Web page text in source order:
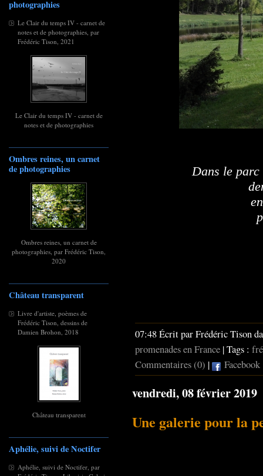
photographies
Le Clair du temps IV - carnet de
notes et de photographies, par
Frédéric Tison, 2021
Le Clair du temps IV - carnet de
notes et de photographies
Ombres reines, un carnet
de photographies
Ombres reines, un carnet de
photographies, par Frédéric Tison,
2020
Château transparent
Livre d'artiste, poèmes de
Frédéric Tison, dessins de
Damien Brohon, 2018
Château transparent
Aphélie, suivi de Noctifer
Aphélie, suivi de Noctifer, par
Dans le parc
07:48 Écrit par Frédéric Tison
promenades en France | Tags :
Commentaires (0) | Facebook
vendredi, 08 février 2019
Une galerie pour la